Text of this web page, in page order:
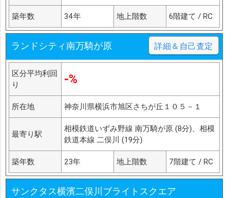
築年数 34年 地上階数 6階建て / RC
ランドシティ南万騎が原 詳細＆自己査定
区分平均利回
り
-%
所在地 神奈川県横浜市旭区さちが丘１０５－１
最寄り駅
相模鉄道いずみ野線 南万騎が原 (8分)、相模
鉄道本線 二俣川 (19分)
築年数 23年 地上階数 7階建て / RC
サンクタス横濱二俣川ブライトスクエア